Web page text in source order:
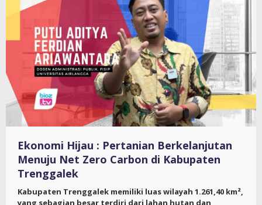
Ekonomi Hijau : Pertanian Berkelanjutan
Menuju Net Zero Carbon di Kabupaten
Trenggalek
Kabupaten Trenggalek memiliki luas wilayah 1.261,40 km²,
yang sebagian besar terdiri dari lahan hutan dan